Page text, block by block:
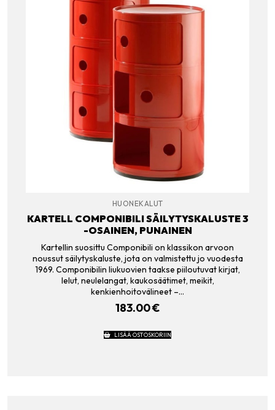
HUONEKALUT
KARTELL COMPONIBILI SÄILYTYSKALUSTE 3
-OSAINEN, PUNAINEN
Kartellin suosittu Componibili on klassikon arvoon
noussut säilytyskaluste, jota on valmistettu jo vuodesta
1969. Componibilin liukuovien taakse piiloutuvat kirjat,
lelut, neulelangat, kaukosäätimet, meikit,
kenkienhoitovälineet –…
183.00€
LISÄÄ OSTOSKORIIN